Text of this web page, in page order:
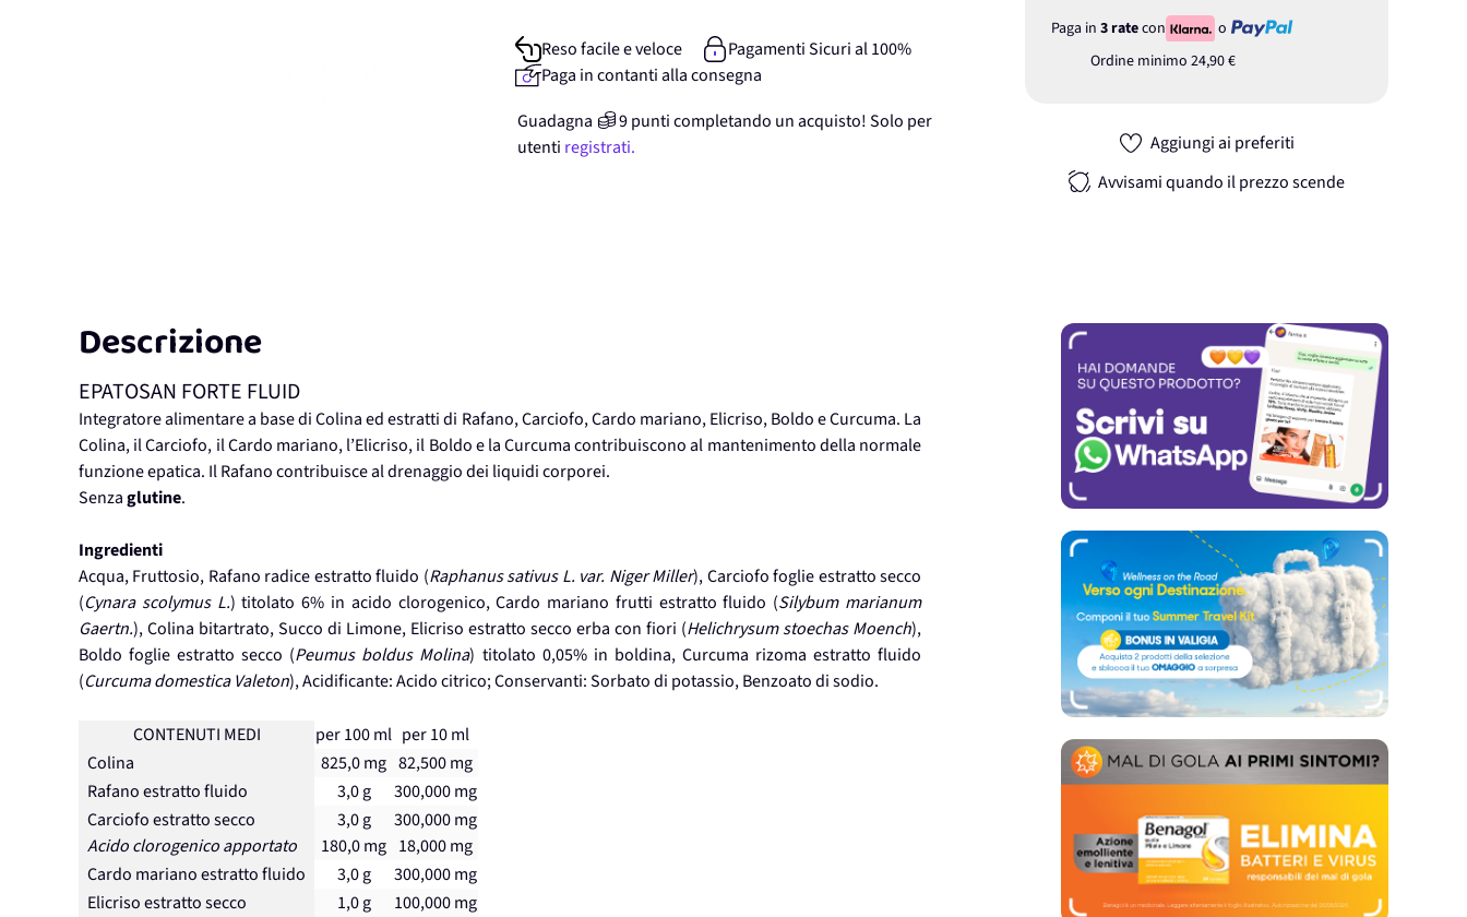
Paga in 3 ratecon
o
Ordine minimo 24,90 €
Aggiungi ai preferiti
Avvisami quando il prezzo scende
Reso facile e veloce
Pagamenti Sicuri al 100%
Paga in contanti alla consegna
Guadagna
9punticompletando un acquisto! Solo per
utenti registrati.
Descrizione
EPATOSAN FORTE FLUID
Integratore alimentare a base di Colina ed estratti di Rafano, Carciofo, Cardo mariano, Elicriso, Boldo e Curcuma. La
Colina, il Carciofo, il Cardo mariano, l’Elicriso, il Boldo e la Curcuma contribuiscono al mantenimento della normale
funzione epatica. Il Rafano contribuisce al drenaggio dei liquidi corporei.
Senzaglutine.
Ingredienti
Acqua, Fruttosio, Rafano radice estratto fluido (Raphanus sativus L. var. Niger Miller), Carciofo foglie estratto secco
(Cynara scolymus L.) titolato 6% in acido clorogenico, Cardo mariano frutti estratto fluido (Silybum marianum
Gaertn.), Colina bitartrato, Succo di Limone, Elicriso estratto secco erba con fiori (Helichrysum stoechas Moench),
Boldo foglie estratto secco (Peumus boldus Molina) titolato 0,05% in boldina, Curcuma rizoma estratto fluido
(Curcuma domestica Valeton), Acidificante: Acido citrico; Conservanti: Sorbato di potassio, Benzoato di sodio.
CONTENUTI MEDI per 100 ml per 10 ml
Colina
825,0 mg 82,500 mg
Rafano estratto fluido
3,0 g
300,000 mg
Carciofo estratto secco
Acido clorogenico apportato
3,0 g
180,0 mg
300,000 mg
18,000 mg
Cardo mariano estratto fluido
3,0 g
300,000 mg
Elicriso estratto secco
1,0 g
100,000 mg